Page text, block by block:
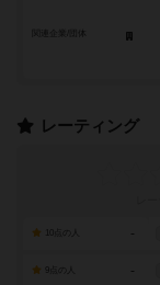
レーティング
-
-